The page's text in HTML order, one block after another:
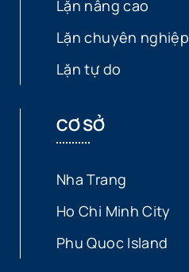
Lặn nâng cao
Lặn chuyên nghiệp
Lặn tự do
CƠ SỞ
Nha Trang
Ho Chi Minh City
Phu Quoc Island